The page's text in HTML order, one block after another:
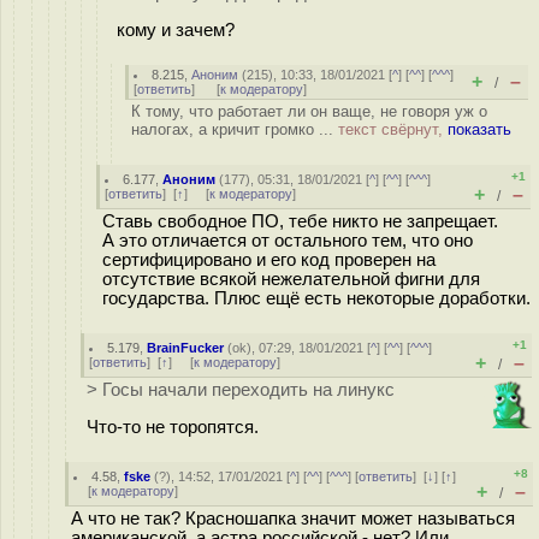
кому и зачем?
8.215 ,Аноним (215), 10:33, 18/01/2021 [^] [^^] [^^^]
[ответить] [к модератору] + / –
К тому, что работает ли он ваще, не говоря уж о
налогах, а кричит громко ... текст свёрнут, показать
6.177 ,Аноним (177), 05:31, 18/01/2021 [^] [^^] [^^^]
[ответить] [↑] [к модератору]
+1
+ / –
Ставь свободное ПО, тебе никто не запрещает.
А это отличается от остального тем, что оно
сертифицировано и его код проверен на
отсутствие всякой нежелательной фигни для
государства. Плюс ещё есть некоторые доработки.
5.179 ,BrainFucker(ok), 07:29, 18/01/2021 [^] [^^] [^^^]
[ответить] [↑] [к модератору]
+1
+ / –
> Госы начали переходить на линукс
Что-то не торопятся.
4.58 ,fske (?), 14:52, 17/01/2021 [^] [^^] [^^^] [ответить][↓] [↑]
[к модератору]
+8
+ / –
А что не так? Красношапка значит может называться